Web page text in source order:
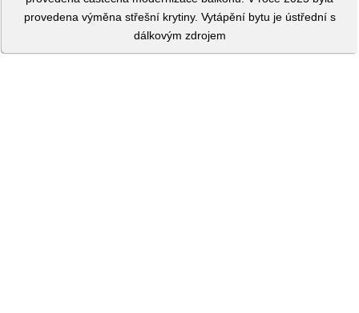
provedena výměna střešní krytiny. Vytápění bytu je ústřední s
dálkovým zdrojem